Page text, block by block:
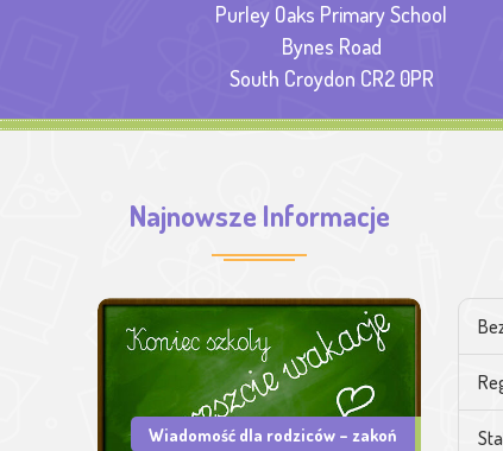
Purley Oaks Primary School
Bynes Road
South Croydon CR2 0PR
Najnowsze Informacje
Wiadomość dla rodziców – zakoń